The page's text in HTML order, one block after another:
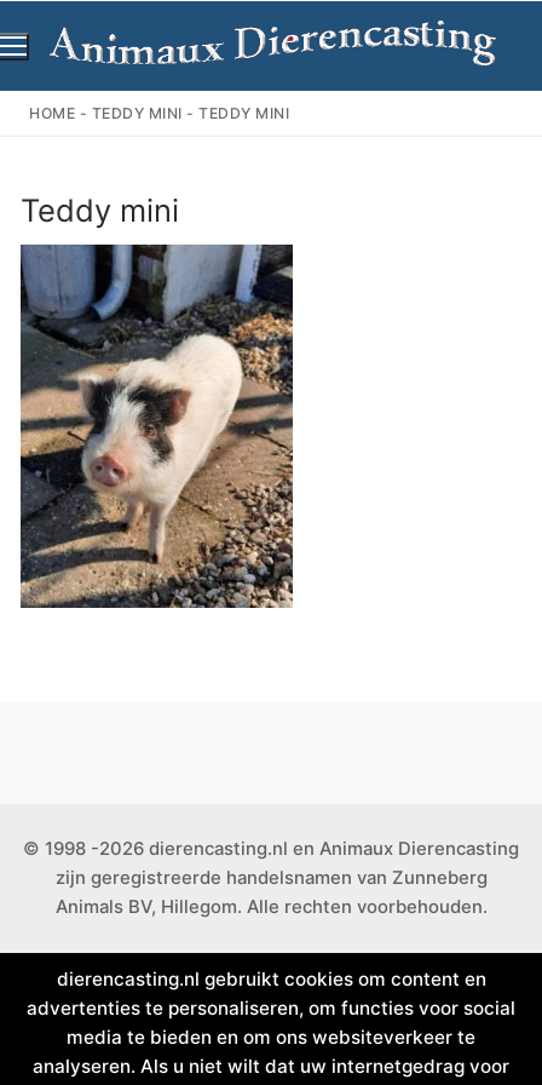
naar
inhoud
HOME - TEDDY MINI -TEDDY MINI
Teddy mini
© 1998 -2026 dierencasting.nl en Animaux Dierencasting
zijn geregistreerde handelsnamen van Zunneberg
Animals BV, Hillegom. Alle rechten voorbehouden.
dierencasting.nl gebruikt cookies om content en
advertenties te personaliseren, om functies voor social
media te bieden en om ons websiteverkeer te
analyseren. Als u niet wilt dat uw internetgedrag voor